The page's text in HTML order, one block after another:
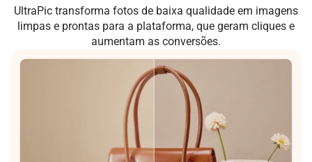
UltraPic transforma fotos de baixa qualidade em imagens
limpas e prontas para a plataforma, que geram cliques e
aumentam as conversões.